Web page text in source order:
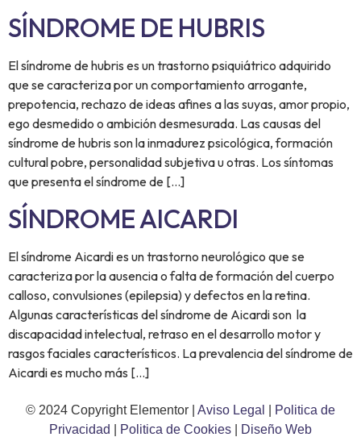
SÍNDROME DE HUBRIS
El síndrome de hubris es un trastorno psiquiátrico adquirido
que se caracteriza por un comportamiento arrogante,
prepotencia, rechazo de ideas afines a las suyas, amor propio,
ego desmedido o ambición desmesurada. Las causas del
síndrome de hubris son la inmadurez psicológica, formación
cultural pobre, personalidad subjetiva u otras. Los síntomas
que presenta el síndrome de […]
SÍNDROME AICARDI
El síndrome Aicardi es un trastorno neurológico que se
caracteriza por la ausencia o falta de formación del cuerpo
calloso, convulsiones (epilepsia) y defectos en la retina.
Algunas características del síndrome de Aicardi son la
discapacidad intelectual, retraso en el desarrollo motor y
rasgos faciales característicos. La prevalencia del síndrome de
Aicardi es mucho más […]
© 2024 Copyright Elementor | Aviso Legal
Politica de
Privacidad
Politica de Cookies Diseño Web